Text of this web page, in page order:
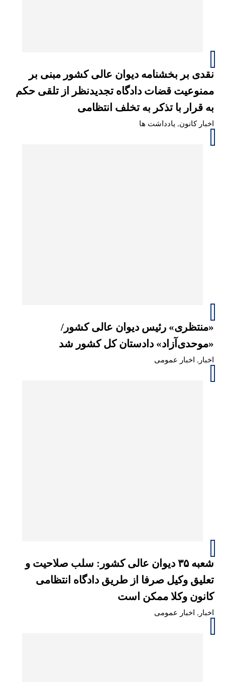
نقدی بر بخشنامه دیوان عالی کشور مبنی بر
ممنوعیت قضات دادگاه تجدیدنظر از تلقی حکم
به قرار با تذکر به تخلف انتظامی
اخبار کانون, یادداشت ها
«منتظری» رئیس دیوان عالی کشور/
«موحدی‌آزاد» دادستان کل کشور شد
اخبار , اخبار عمومی
شعبه ۳۵ دیوان عالی کشور: سلب صلاحیت و
تعلیق وکیل صرفا از طریق دادگاه انتظامی
کانون وکلا ممکن است
اخبار , اخبار عمومی